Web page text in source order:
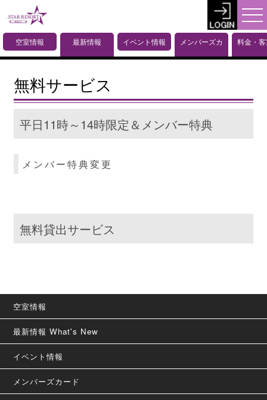
空室情報
最新情報
What's New
イベント情報
メンバーズカ
ード
料金・
報
無料サービス
平日11時～14時限定＆メンバー特典
メンバー特典変更
無料貸出サービス
空室情報
最新情報 What's New
イベント情報
メンバーズカード